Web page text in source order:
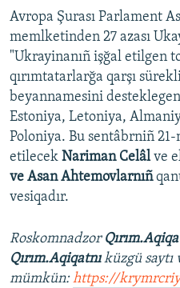
Avropa Şurası Parlament
memlketinden 27 azası
"Ukrayinanıñ işğal etilgen
qırımtatarlarğa qarşı
beyannamesini
Estoniya, Letoniya,
Poloniya. Bu sentâbrniñ
etilecek Nariman Celâlve
ve Asan Ahtemovlarnıñ
vesiqadır.
Roskomnadzor
Qırım.Aqiqatnıküzgü saytı
mümkün:https://